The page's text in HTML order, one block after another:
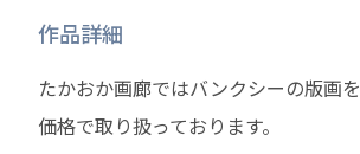
作品詳細
たかおか画廊ではバンクシーの版画
価格で取り扱っております。